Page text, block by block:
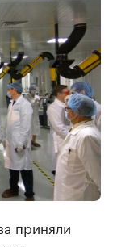
приняли